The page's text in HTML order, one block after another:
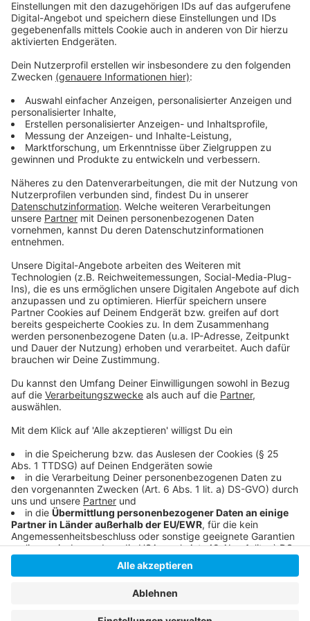
Vorstellen brauchen wir ihn euch nicht. Seit 2003
treibt Jürgen Bangert nun als "Elvis Eifel" seine Späße
Aber selbst seine 'Opfer' müssen am Ende mit lachen -
wenn auch nicht immer. Und weil ihr nicht genug von
ihm bekommen könnt, ist Elvis nun unter die Podcaster
gegangen. Somit steht euch Elvis rund um die Uhr zur
Verfügung. Hier bekommt Ihr außerdem den
"Directors-Cut" - die Original-Telefonate in längerer
"Opfern" über die Telefonate aus den letzten zwei
Jahrzehnten unterhalten. Wir erfahren auch, wie es ihm
dabei ergangen ist und wobei er selbst mal ins
Schleudern gekommen ist. Viel Spaß beim Zuhören und
klingelt. Es muss ja nicht unbedingt Elvis Eifel dran
sein.
Anzeige
Anzeige
Anzeige
Anzeige